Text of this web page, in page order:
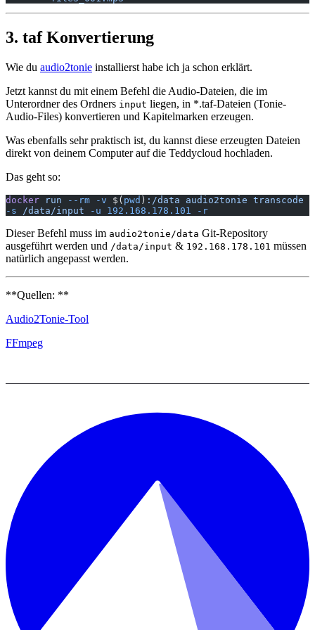
3. taf Konvertierung
Wie du audio2tonie installierst habe ich ja schon erklärt.
Jetzt kannst du mit einem Befehl die Audio-Dateien, die im
Unterordner des Ordners input liegen, in *.taf-Dateien (Tonie-
Audio-Files) konvertieren und Kapitelmarken erzeugen.
Was ebenfalls sehr praktisch ist, du kannst diese erzeugten Dateien
direkt von deinem Computer auf die Teddycloud hochladen.
Das geht so:
docker run --rm -v $( pwd ) :/data audio2tonie transcode
-s /data/input -u 192.168.178.101 -r
Dieser Befehl muss im audio2tonie/data Git-Repository
ausgeführt werden und /data/input & 192.168.178.101 müssen
natürlich angepasst werden.
**Quellen: **
Audio2Tonie-Tool
FFmpeg